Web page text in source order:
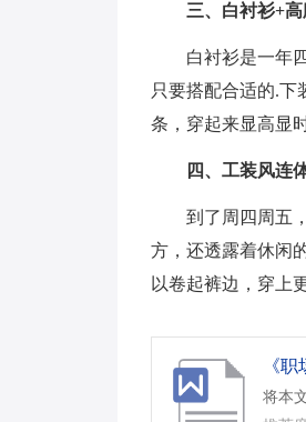
三、白衬衫+
白衬衫是一年
只要搭配合适的.
条，穿起来显高显
四、工装风连
到了周四周五
方，还透露着休闲
以卷起裤边，穿上
《
将本